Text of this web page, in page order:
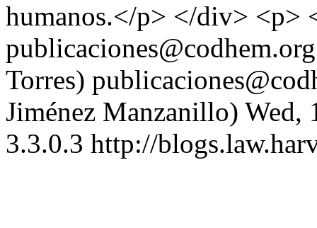
humanos.</p> </div> <p>
Torres)
Jiménez Manzanillo) Wed,
3.3.0.3 http://